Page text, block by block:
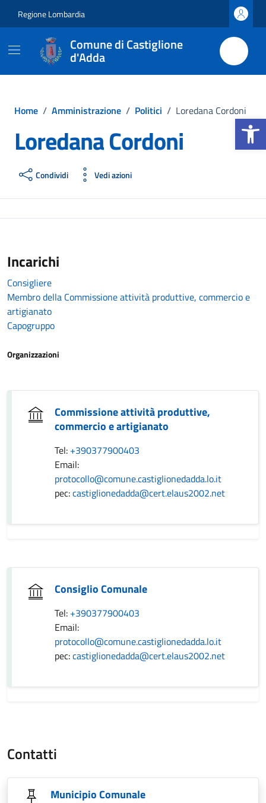
Apri la
Regione Lombardia
Comune di Castiglione
d'Adda
Home / Amministrazione / Politici / Loredana Cordoni
Loredana Cordoni
Condividi Vedi azioni
Incarichi
Consigliere
Membro della Commissione attività produttive, commercio e
artigianato
Capogruppo
Organizzazioni
Commissione attività produttive,
commercio e artigianato
Tel: +390377900403
Email:
protocollo@comune.castiglionedadda.lo.it
pec:castiglionedadda@cert.elaus2002.net
Consiglio Comunale
Tel: +390377900403
Email:
protocollo@comune.castiglionedadda.lo.it
pec:castiglionedadda@cert.elaus2002.net
Contatti
Municipio Comunale